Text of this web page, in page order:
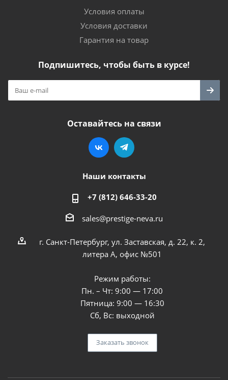
Условия оплаты
Условия доставки
Гарантия на товар
Подпишитесь, чтобы быть в курсе!
Оставайтесь на связи
Наши контакты
+7 (812) 646-33-20
sales@prestige-neva.ru
г. Санкт-Петербург, ул. Заставская, д. 22, к. 2,
литера А, офис №501
Режим работы:
Пн. – Чт: 9:00 — 17:00
Пятница: 9:00 — 16:30
Сб, Вс: выходной
Заказать звонок